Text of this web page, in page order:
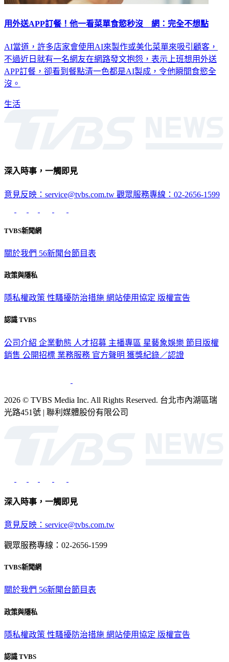
用外送APP訂餐！他一看菜單食慾秒沒 網：完全不想點
AI當道，許多店家會使用AI來製作或美化菜單來吸引顧客，
不過近日就有一名網友在網路發文抱怨，表示上班想用外送
APP訂餐，卻看到餐點清一色都是AI製成，令他瞬間食慾全
沒。
生活
深入時事，一觸即見
意見反映：service@tvbs.com.tw 觀眾服務專線：02-2656-1599
TVBS新聞網
關於我們 56新聞台節目表
政策與隱私
隱私權政策 性騷擾防治措施 網站使用協定 版權宣告
認識 TVBS
公司介紹 企業動態 人才招募 主播專區 星藝象娛樂 節目版權
銷售 公開招標 業務服務 官方聲明 獲獎紀錄／認證
2026 © TVBS Media Inc. All Rights Reserved. 台北市內湖區瑞
光路451號 | 聯利媒體股份有限公司
深入時事，一觸即見
意見反映：service@tvbs.com.tw
觀眾服務專線：02-2656-1599
TVBS新聞網
關於我們 56新聞台節目表
政策與隱私
隱私權政策 性騷擾防治措施 網站使用協定 版權宣告
認識 TVBS